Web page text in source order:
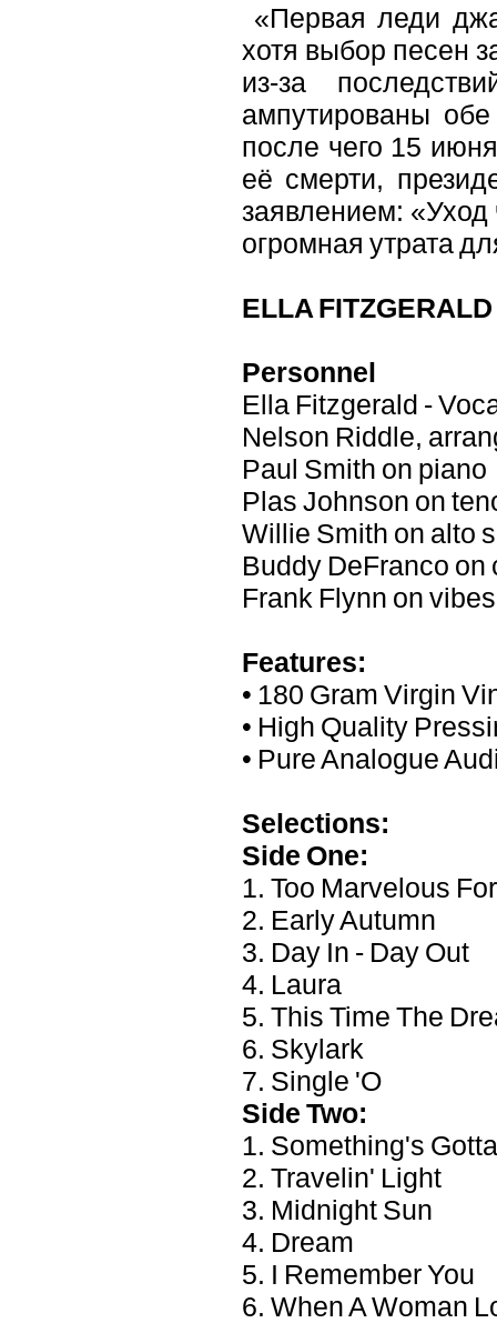
«Первая леди
хотя выбор песен
из-за
ампутированы
после чего 15
её смерти,
заявлением: «Уход
огромная утрата
ELLA
Personnel
Ella Fitzgerald -
Nelson Riddle,
Paul Smith on piano
Plas Johnson on
Willie Smith on alto
Buddy DeFranco on
Frank Flynn on vibes
Features:
• 180 Gram Virgin
• High Quality
• Pure Analogue
Selections:
Side One:
1. Too Marvelous
2. Early Autumn
3. Day In - Day Out
4. Laura
5. This Time The
6. Skylark
7. Single 'O
Side Two:
1. Something's
2. Travelin' Light
3. Midnight Sun
4. Dream
5. I Remember You
6. When A Woman